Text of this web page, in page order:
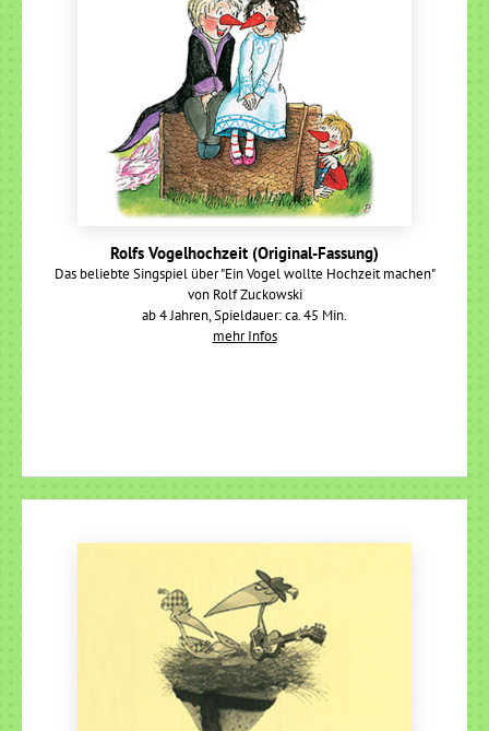
Rolfs Vogelhochzeit (Original-Fassung)
Das beliebte Singspiel über "Ein Vogel wollte Hochzeit machen"
von Rolf Zuckowski
ab 4 Jahren, Spieldauer: ca. 45 Min.
mehr Infos